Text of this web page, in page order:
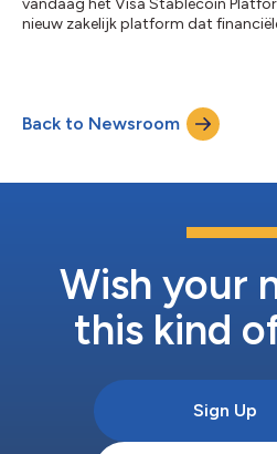
vandaag het Visa Stablecoin
nieuw zakelijk platform dat
het VSP financiële instellingen,
betaaldienstverleners een
verkrijgen, op te slaan en in t...
Back to Newsroom
Wish your
this kind
Sign Up